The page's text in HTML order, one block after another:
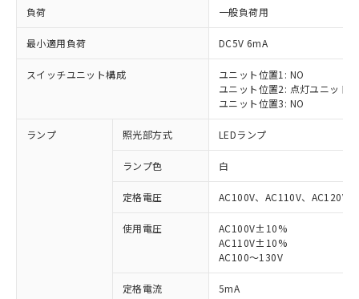
負荷 一般負荷用
最小適用負荷 DC5V 6mA
スイッチユニット構成
ユニット位置1: NO
ユニット位置2: 点灯ユニット
ユニット位置3: NO
ランプ 照光部方式 LEDランプ
ランプ色 白
定格電圧 AC100V、AC110V、AC120V
使用電圧
AC100V±10%
AC110V±10%
AC100～130V
定格電流 5mA
※1 対応状況
対応済み：EU RoHS指令（10物質）の
非含有に対応した製品が提供可能な商品で